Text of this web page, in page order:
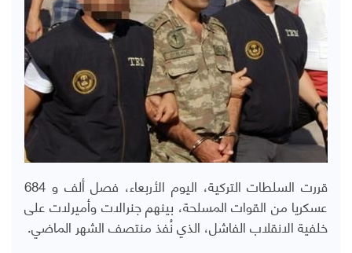
قررت السلطات التركية، اليوم الأربعاء، فصل ألف و 684
عسكريا من القوات المسلحة، بينهم جنرالات وأميرلات على
خلفية الانقلاب الفاشل، الذي نُفذ منتصف الشهر الماضي.